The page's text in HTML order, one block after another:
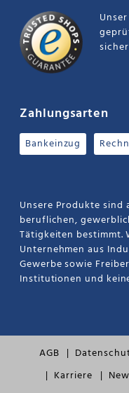
Zahlungsarten
Bankeinzug
Unsere Produkte
beruflichen,
Tätigkeiten bestimmt.
Unternehmen aus
Gewerbe sowie
Institutionen und
AGB
Karriere